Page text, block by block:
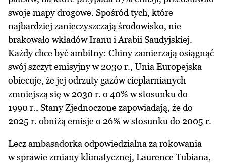
swoje mapy drogowe. Spośród tych, które
najbardziej zanieczyszczają środowisko, nie
brakowało wkładów Iranu i Arabii Saudyjskiej.
Każdy chce być ambitny: Chiny zamierzają osiągnąć
swój szczyt emisyjny w 2030 r., Unia Europejska
obiecuje, że jej odrzuty gazów cieplarnianych
zmniejszą się w 2030 r. o 40% w stosunku do
1990 r., Stany Zjednoczone zapowiadają, że do
2025 r. obniżą emisje o 26% w stosunku do 2005 r.
Lecz ambasadorka odpowiedzialna za rokowania
w sprawie zmiany klimatycznej, Laurence Tubiana,